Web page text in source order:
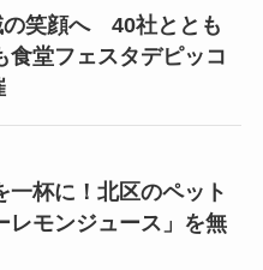
の笑顔へ 40社ととも
食堂フェスタデピッコ
一杯に！北区のペット
レモンジュース」を無